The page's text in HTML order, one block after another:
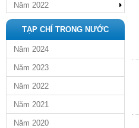
Năm 2022
TẠP CHÍ TRONG NƯỚC
Năm 2024
Năm 2023
Năm 2022
Năm 2021
Năm 2020